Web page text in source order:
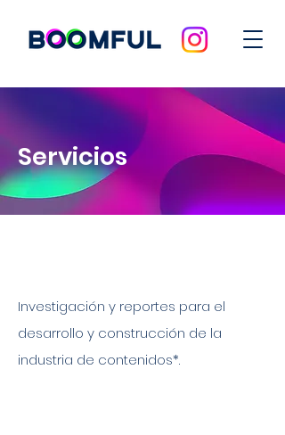
Servicios
Investigación y reportes para el
desarrollo y construcción de la
industria de contenidos*.